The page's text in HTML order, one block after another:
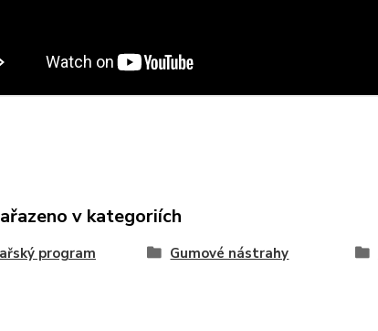
v kategoriích
program Gumové nástrahy